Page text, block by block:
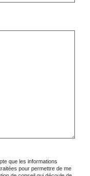
que les informations
pour permettre de me